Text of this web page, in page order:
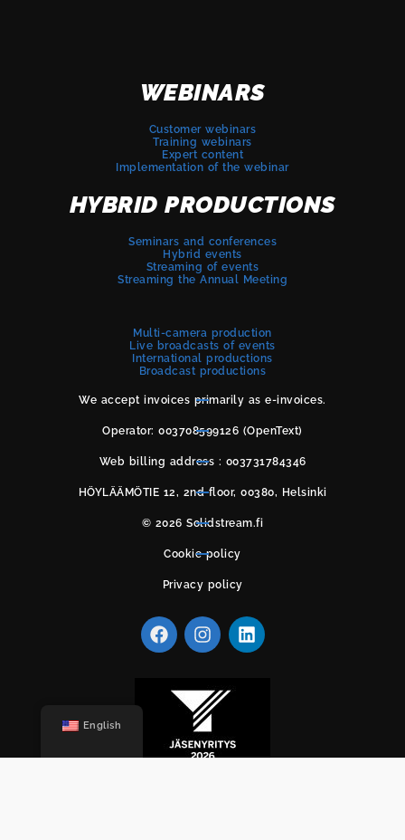
WEBINARS
Customer webinars
Training webinars
Expert content
Implementation of the webinar
HYBRID PRODUCTIONS
Seminars and conferences
Hybrid events
Streaming of events
Streaming the Annual Meeting
Multi-camera production
Live broadcasts of events
International productions
Broadcast productions
We accept invoices primarily as e-invoices.
Operator: 003708599126 (OpenText)
Web billing address : 003731784346
HÖYLÄÄMÖTIE 12, 2nd floor, 00380, Helsinki
© 2026 Solidstream.fi
Cookie policy
Privacy policy
English